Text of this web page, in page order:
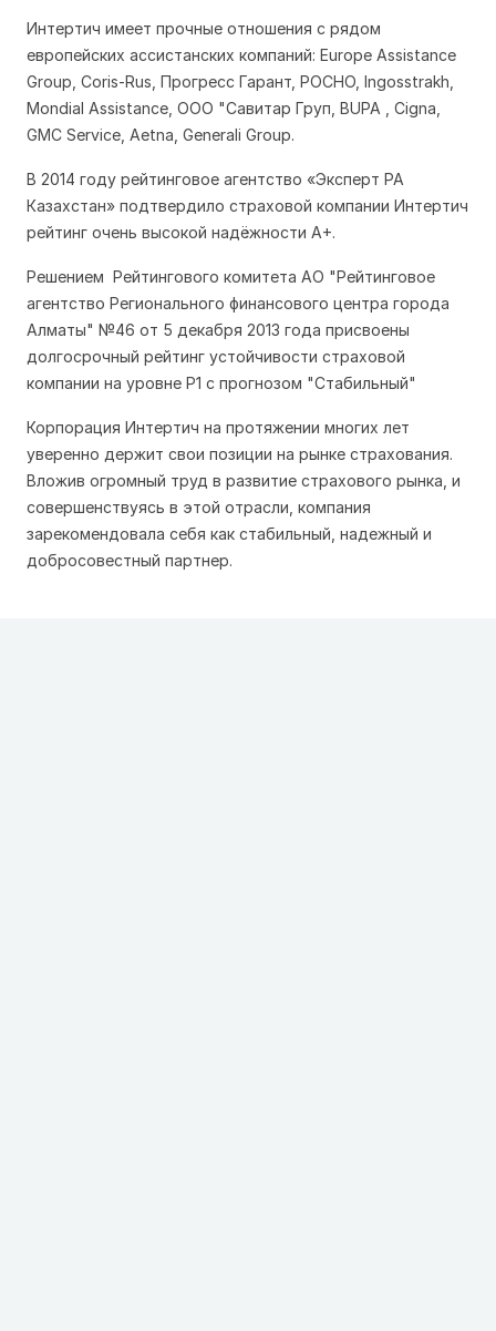
Интертич имеет прочные отношения с рядом
европейских ассистанских компаний: Europe Assistance
Group, Сoris-Rus, Прогресс Гарант, РОСНО, Ingosstrakh,
Mondial Assistance, ООО "Савитар Груп, BUPA , Cigna,
GMC Service, Aetna, Generali Group.
В 2014 году рейтинговое агентство «Эксперт РА
Казахстан» подтвердило страховой компании Интертич
рейтинг очень высокой надёжности А+.
Решением Рейтингового комитета АО "Рейтинговое
агентство Регионального финансового центра города
Алматы" №46 от 5 декабря 2013 года присвоены
долгосрочный рейтинг устойчивости страховой
компании на уровне Р1 с прогнозом "Стабильный"
Корпорация Интертич на протяжении многих лет
уверенно держит свои позиции на рынке страхования.
Вложив огромный труд в развитие страхового рынка, и
совершенствуясь в этой отрасли, компания
зарекомендовала себя как стабильный, надежный и
добросовестный партнер.